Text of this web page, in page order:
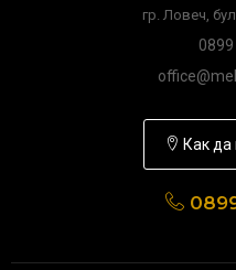
гр. Ловеч,
Как да